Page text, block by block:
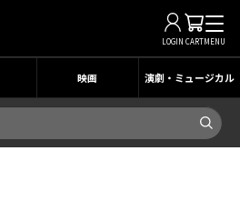
LOGIN CARTMENU
映画 演劇・ミュージカル